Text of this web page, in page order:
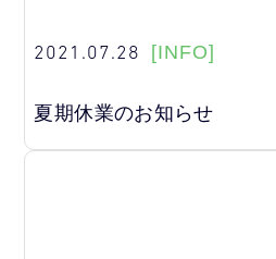
2021.07.28 [INFO]
夏期休業のお知らせ